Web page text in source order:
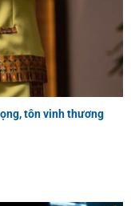
tôn vinh thương